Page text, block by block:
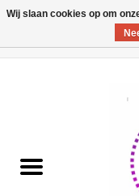
Pedicure producten
Wij slaan cookies op om